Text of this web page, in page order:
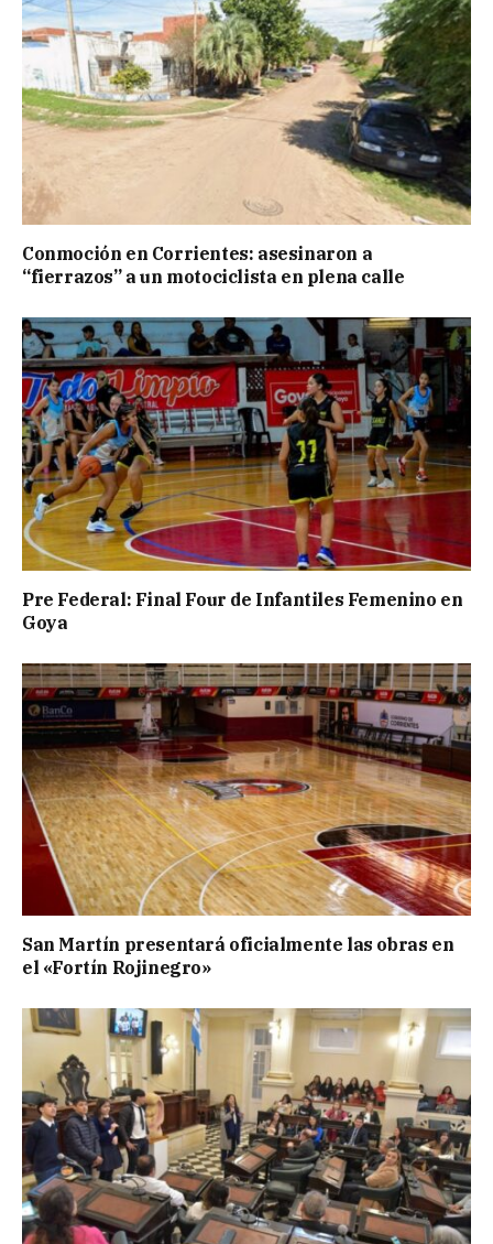
Conmoción en Corrientes: asesinaron a
“fierrazos” a un motociclista en plena calle
Pre Federal: Final Four de Infantiles Femenino en
Goya
San Martín presentará oficialmente las obras en
el «Fortín Rojinegro»